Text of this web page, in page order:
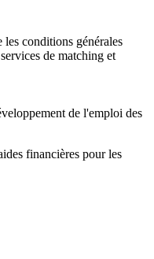
les conditions générales
de matching et
de l'emploi des
financières pour les